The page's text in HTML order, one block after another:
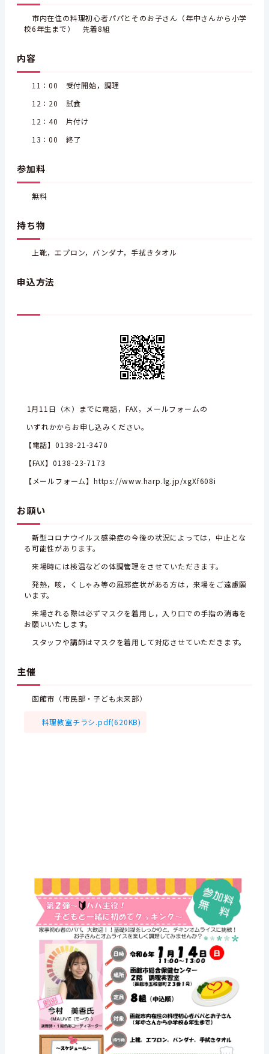
市内在住の料理初心者パパとそのお子さん（年中さんから小学
校6年生まで） 先着8組
内容
11：00 受付開始，調理
12：20 試食
12：40 片付け
13：00 終了
参加料
無料
持ち物
上靴，エプロン，バンダナ，手拭きタオル
申込方法
1月11日（木）までに電話，FAX，メールフォームの
いずれかからお申し込みください。
【電話】0138-21-3470
【FAX】0138-23-7173
【メールフォーム】 https://www.harp.lg.jp/xgXf608i
お願い
新型コロナウイルス感染症の今後の状況によっては，中止とな
る可能性があります。
来場時には検温などの体調管理をさせていただきます。
発熱，咳，くしゃみ等の風邪症状がある方は，来場をご遠慮願
います。
来場される際は必ずマスクを着用し，入り口での手指の消毒を
お願いいたします。
スタッフや講師はマスクを着用して対応させていただきます。
主催
函館市（市民部・子ども未来部）
料理教室チラシ.pdf(620KB)